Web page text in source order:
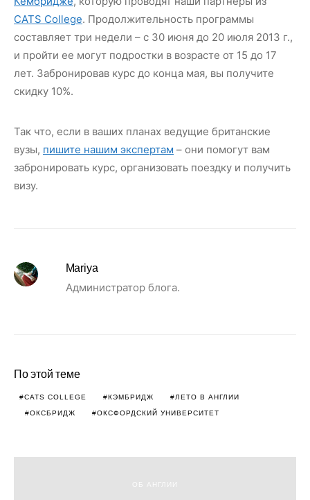
CATS College. Продолжительность программы
составляет три недели – с 30 июня до 20 июля 2013 г.,
и пройти ее могут подростки в возрасте от 15 до 17
лет. Забронировав курс до конца мая, вы получите
скидку 10%.
Так что, если в ваших планах ведущие британские
вузы, пишите нашим экспертам – они помогут вам
забронировать курс, организовать поездку и получить
визу.
Mariya
Администратор блога.
По этой теме
CATS COLLEGE КЭМБРИДЖ ЛЕТО В АНГЛИИ
ОКСБРИДЖ ОКСФОРДСКИЙ УНИВЕРСИТЕТ
ОБ АНГЛИИ